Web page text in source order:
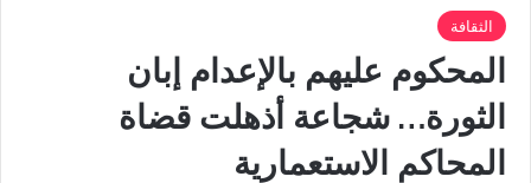
الثقافة
المحكوم عليهم بالإعدام إبان
الثورة… شجاعة أذهلت قضاة
المحاكم الاستعمارية